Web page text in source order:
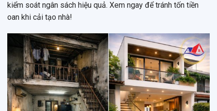
kiểm soát ngân sách hiệu quả. Xem ngay để tránh tốn tiền
oan khi cải tạo nhà!